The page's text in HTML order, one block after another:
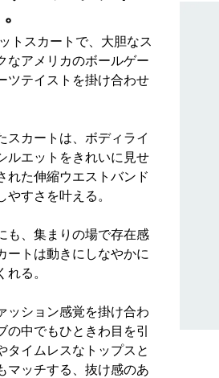
トスカートで、大胆なス
なアメリカのボールゲー
ツテイストを掛け合わせ
スカートは、ボディライ
ルエットをきれいに見せ
れた伸縮ウエストバンド
すさを叶える。
も、集まりの場で存在感
ートは動きにしなやかに
れる。
ッション感覚を掛け合わ
中でもひときわ目を引
タイムレスなトップスと
マッチする、抜け感のあ